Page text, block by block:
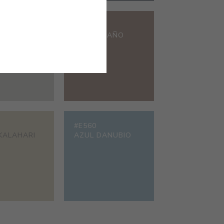
TÉ CASTAÑO
#E560
AZUL DANUBIO